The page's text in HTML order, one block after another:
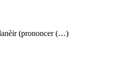
(prononcer (…)